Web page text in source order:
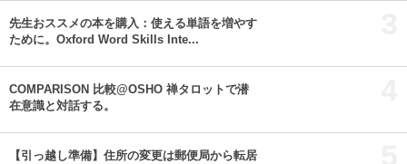
先生おススメの本を購入：使える単語を増やす
ために。Oxford Word Skills Inte...
COMPARISON 比較@OSHO 禅タロットで潜
在意識と対話する。
【引っ越し準備】住所の変更は郵便局から転居